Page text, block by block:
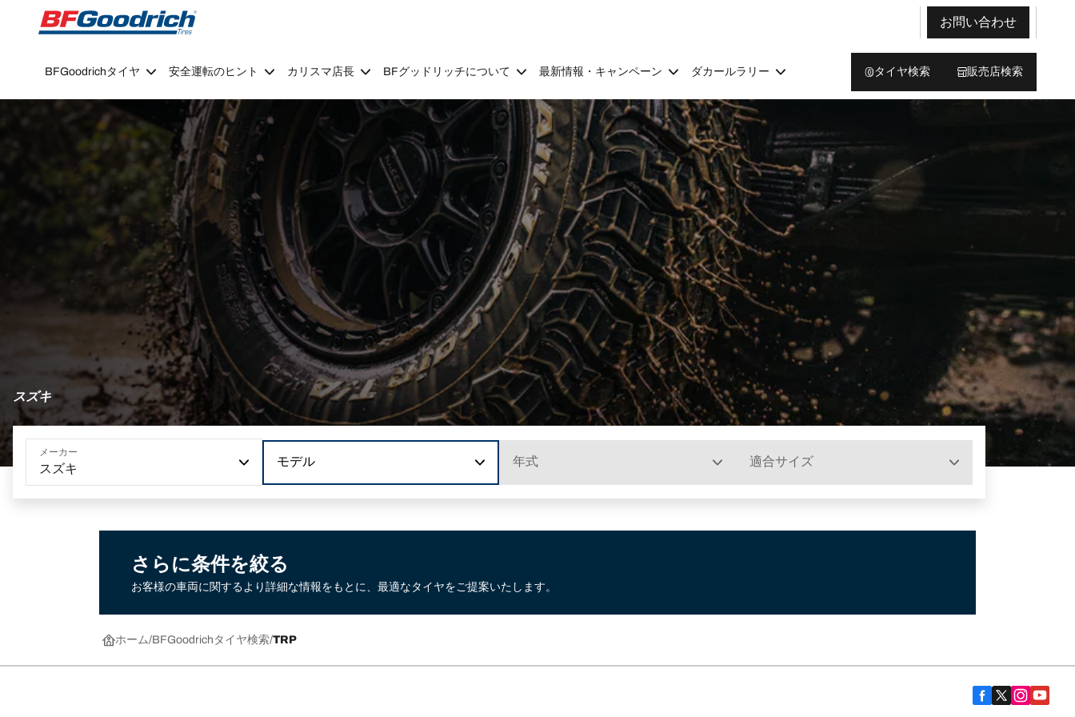
Go to page content
Go to page navigation
お問い合わせ
BFGoodrichタイヤ 安全運転のヒント カリスマ店長 BFグッドリッチについて 最新情報・キャンペーン ダカールラリー タイヤ検索 販売店検索
スズキ
メーカー
スズキ
モデル 年式 適合サイズ
さらに条件を絞る
お客様の車両に関するより詳細な情報をもとに、最適なタイヤをご提案いたします。
ホーム BFGoodrichタイヤ検索 TRP